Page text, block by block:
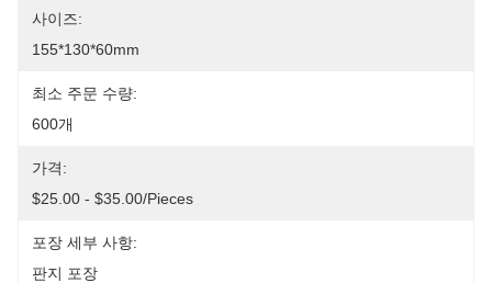
사이즈:
155*130*60mm
최소 주문 수량:
600개
가격:
$25.00 - $35.00/pieces
포장 세부 사항:
판지 포장